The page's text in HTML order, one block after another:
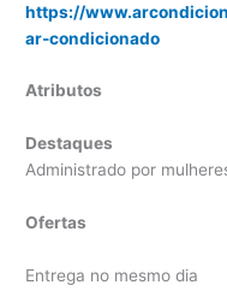
https://
ar-condicionado
Atributos
Destaques
Administrado por
Ofertas
Entrega no mesmo dia